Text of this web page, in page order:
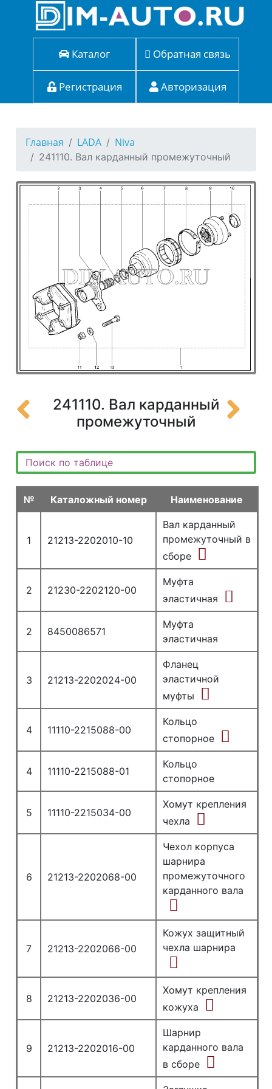
Каталог Обратная связь
Регистрация Авторизация
Главная LADA Niva
241110. Вал карданный промежуточный
241110. Вал карданный
промежуточный
№ Каталожный номер Наименование
1 21213-2202010-10
Вал карданный
промежуточный в
сборе
2 21230-2202120-00
Муфта
эластичная
2 8450086571
Муфта
эластичная
3 21213-2202024-00
Фланец
эластичной
муфты
4 11110-2215088-00
Кольцо
стопорное
4 11110-2215088-01
Кольцо
стопорное
5 11110-2215034-00
Хомут крепления
чехла
6 21213-2202068-00
Чехол корпуса
шарнира
промежуточного
карданного вала
7 21213-2202066-00
Кожух защитный
чехла шарнира
8 21213-2202036-00
Хомут крепления
кожуха
9 21213-2202016-00
Шарнир
карданного вала
в сборе